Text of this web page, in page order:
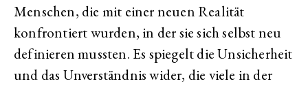
Menschen, die mit einer neuen Realität
konfrontiert wurden, in der sie sich selbst neu
definieren mussten. Es spiegelt die Unsicherheit
und das Unverständnis wider, die viele in der